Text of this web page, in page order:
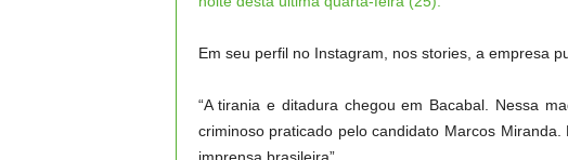
Em seu perfil no Instagram, nos stories, a empresa
“A tirania e ditadura chegou em Bacabal. Nessa
criminoso praticado pelo candidato Marcos